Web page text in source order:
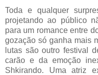
Toda e qualquer
projetando ao público
para um romance entre
gozação só ganha mais
lutas são outro festival
carão e da emoção
Shkirando. Uma atriz